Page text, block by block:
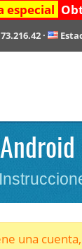
especial
·
una